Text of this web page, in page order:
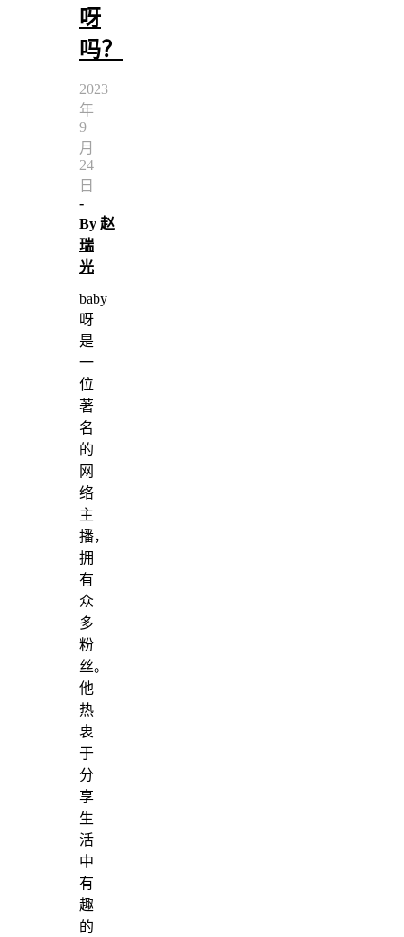
呀
吗？
2023
年
9
月
24
日
-
By 赵
瑞
光
baby
呀
是
一
位
著
名
的
网
络
主
播，
拥
有
众
多
粉
丝。
他
热
衷
于
分
享
生
活
中
有
趣
的